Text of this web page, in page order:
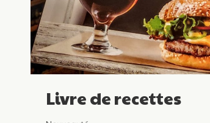
Livre de recettes